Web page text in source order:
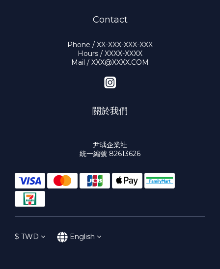
Contact
Phone / XX-XXX-XXX-XXX
Hours / XXXX-XXXX
Mail / XXX@XXXX.COM
關於我們
尹瑀企業社
統一編號 82613626
$ TWD English